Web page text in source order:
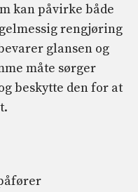
kan påvirke både
rengjøring
glansen og
måte sørger
beskytte den for at